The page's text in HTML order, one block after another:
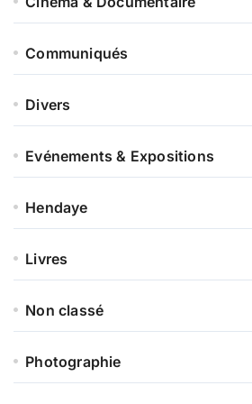
Communiqués
Divers
Evénements & Expositions
Hendaye
Livres
Non classé
Photographie